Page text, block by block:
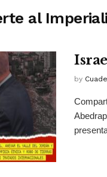
al
by